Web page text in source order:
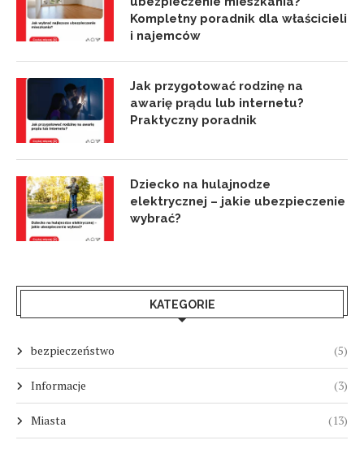
Kompletny poradnik dla właścicieli
i najemców
Jak przygotować rodzinę na
awarię prądu lub internetu?
Praktyczny poradnik
Dziecko na hulajnodze
elektrycznej – jakie ubezpieczenie
wybrać?
KATEGORIE
bezpieczeństwo (5)
Informacje (3)
Miasta (13)